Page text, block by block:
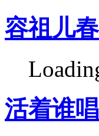
容祖儿
活着谁